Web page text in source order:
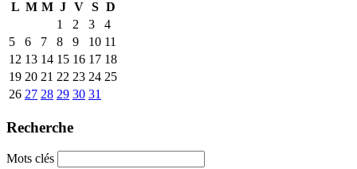
L M M J V S D
1
2 3
4
5
6 7 8 9 10 11
12 13 14 15 16 17 18
19 20 21 22 23 24 25
26 27 28 29 30 31
Recherche
Mots clés